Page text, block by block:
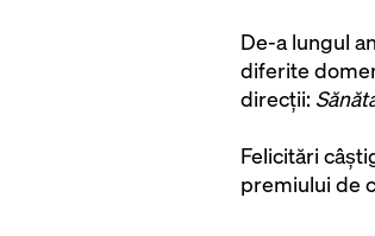
De-a lungul
diferite
direcții:
Felicitări
premiului de